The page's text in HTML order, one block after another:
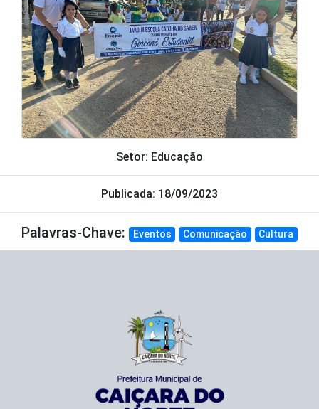
Setor: Educação
Publicada: 18/09/2023
Palavras-Chave: Eventos Comunicação Cultura